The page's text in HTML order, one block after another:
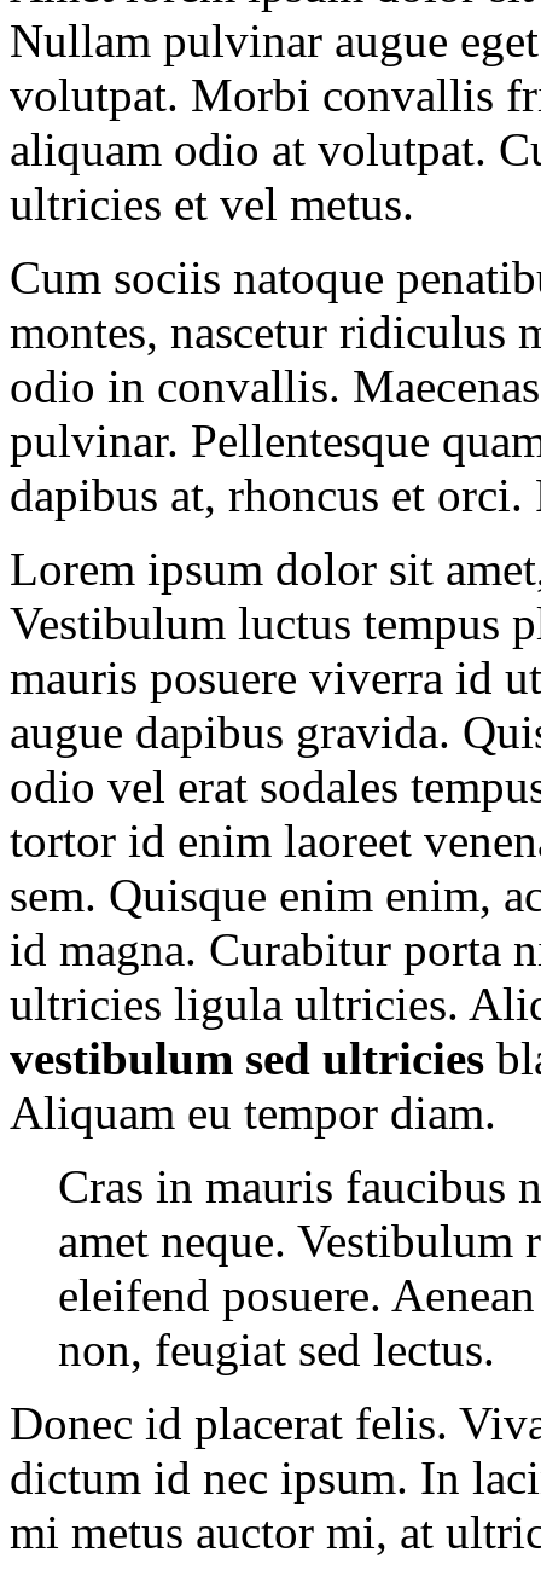
Nullam pulvinar augue
volutpat. Morbi convallis
aliquam odio at volutpat.
ultricies et vel metus.
Cum sociis natoque
montes, nascetur ridiculus
odio in convallis.
pulvinar. Pellentesque
dapibus at, rhoncus et
Lorem ipsum dolor sit
Vestibulum luctus tempus
mauris posuere viverra id
augue dapibus gravida.
odio vel erat sodales
tortor id enim laoreet
sem. Quisque enim enim,
id magna. Curabitur porta
ultricies ligula ultricies.
vestibulum sed ultricies
Aliquam eu tempor diam.
Cras in mauris faucibus
amet neque. Vestibulum
eleifend posuere.
non, feugiat sed lectus.
Donec id placerat felis.
dictum id nec ipsum. In
mi metus auctor mi, at